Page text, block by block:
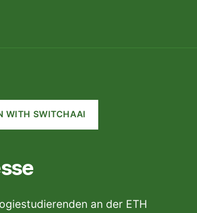
WITH SWITCHAAI
an der ETH